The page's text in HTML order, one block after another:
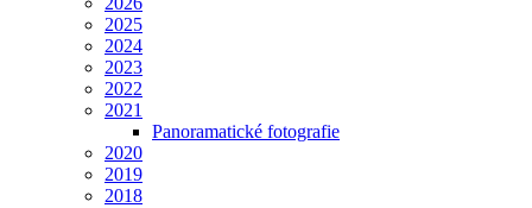
2025
2024
2023
2022
2021
Panoramatické fotografie
2020
2019
2018